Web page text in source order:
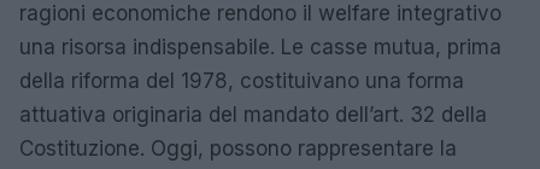
ragioni economiche rendono il welfare integrativo
una risorsa indispensabile. Le casse mutua, prima
della riforma del 1978, costituivano una forma
attuativa originaria del mandato dell’art. 32 della
Costituzione. Oggi, possono rappresentare la